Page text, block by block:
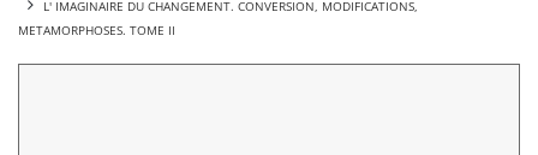
L' IMAGINAIRE DU CHANGEMENT. CONVERSION, MODIFICATIONS,
METAMORPHOSES. TOME II